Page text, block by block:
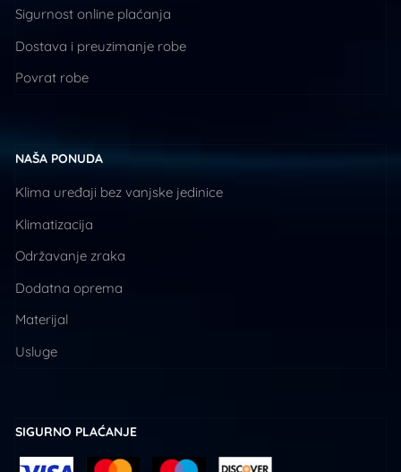
Sigurnost online plaćanja
Dostava i preuzimanje robe
Povrat robe
NAŠA PONUDA
Klima uređaji bez vanjske jedinice
Klimatizacija
Održavanje zraka
Dodatna oprema
Materijal
Usluge
SIGURNO PLAĆANJE